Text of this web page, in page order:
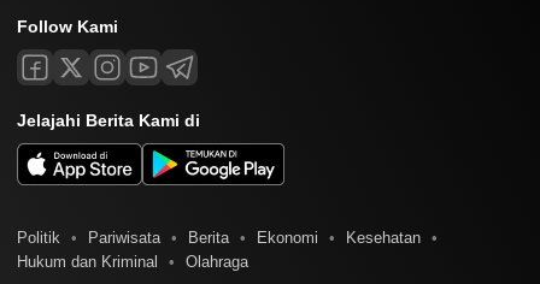
Follow Kami
Jelajahi Berita Kami di
Politik Pariwisata Berita Ekonomi
Kesehatan
Hukum dan Kriminal
Olahraga